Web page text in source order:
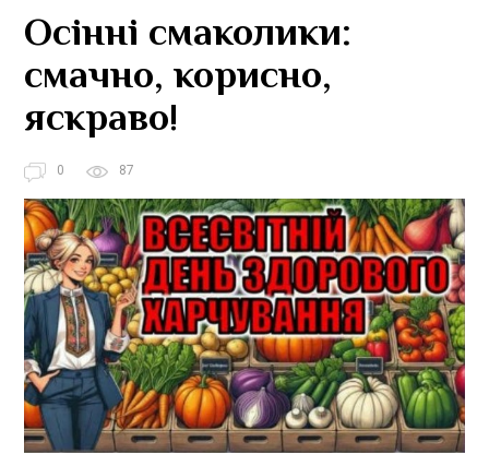
Осінні смаколики:
смачно, корисно,
яскраво!
0 87